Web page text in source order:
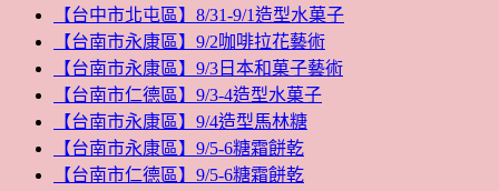
【台中市北屯區】8/31-9/1造型水菓子
【台南市永康區】9/2咖啡拉花藝術
【台南市永康區】9/3日本和菓子藝術
【台南市仁德區】9/3-4造型水菓子
【台南市永康區】9/4造型馬林糖
【台南市永康區】9/5-6糖霜餅乾
【台南市仁德區】9/5-6糖霜餅乾